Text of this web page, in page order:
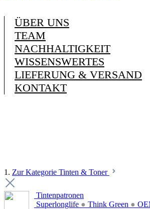
ÜBER UNS
TEAM
NACHHALTIGKEIT
WISSENSWERTES
LIEFERUNG & VERSAND
KONTAKT
1. Zur Kategorie Tinten & Toner
Tintenpatronen
Superlonglife ● Think Green ●